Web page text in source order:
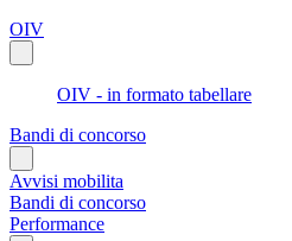
OIV
OIV - in formato tabellare
Bandi di concorso
Avvisi mobilita
Bandi di concorso
Performance